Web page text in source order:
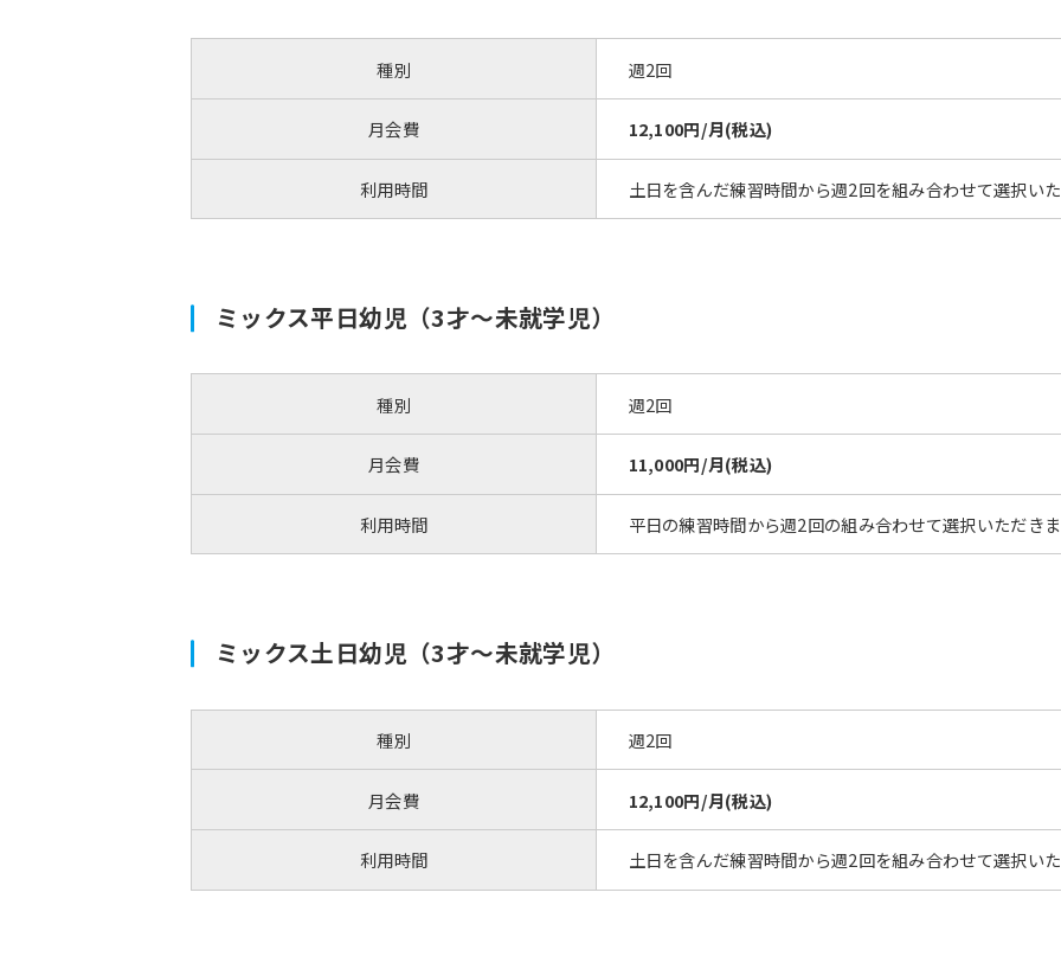
種別 週2回
月会費 12,100円/月(税込)
利用時間 土日を含んだ練習時間から週2回を組み合わせて選択い
ミックス平日幼児（3才～未就学児）
種別 週2回
月会費 11,000円/月(税込)
利用時間 平日の練習時間から週2回の組み合わせて選択いただき
ミックス土日幼児（3才～未就学児）
種別 週2回
月会費 12,100円/月(税込)
利用時間 土日を含んだ練習時間から週2回を組み合わせて選択い
For foreigners
Central Sports official website is